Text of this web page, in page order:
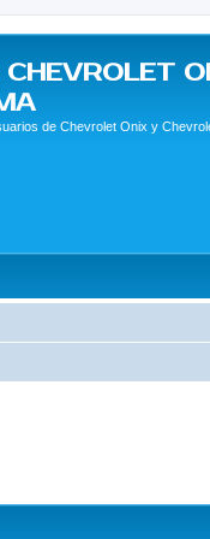
CHEVROLET
de Chevrolet Onix y